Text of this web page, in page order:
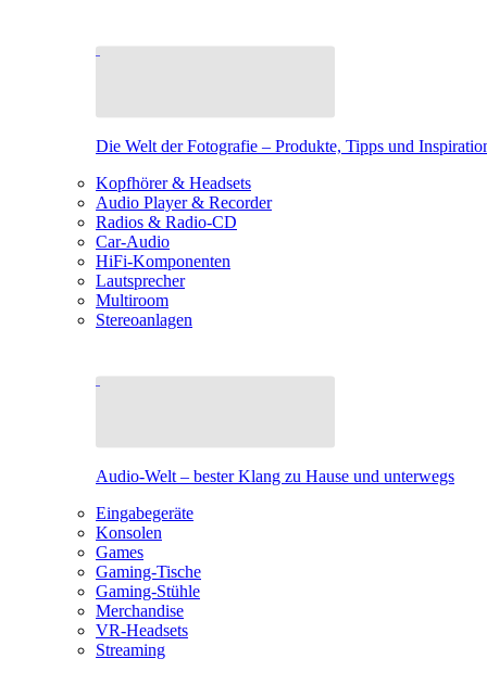
Die Welt der Fotografie – Produkte, Tipps und
Kopfhörer & Headsets
Audio Player & Recorder
Radios & Radio-CD
Car-Audio
HiFi-Komponenten
Lautsprecher
Multiroom
Stereoanlagen
Audio-Welt – bester Klang zu Hause und unterwegs
Eingabegeräte
Konsolen
Games
Gaming-Tische
Gaming-Stühle
Merchandise
VR-Headsets
Streaming